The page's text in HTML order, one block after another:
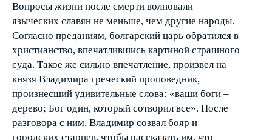
Вопросы жизни после смерти волновали
языческих славян не меньше, чем другие народы.
Согласно преданиям, болгарский царь обратился в
христианство, впечатлившись картиной страшного
суда. Такое же сильно впечатление, произвел на
князя Владимира греческий проповедник,
произнесший удивительные слова: «ваши боги –
дерево; Бог один, который сотворил все». После
разговора с ним, Владимир созвал бояр и
городских старцев, чтобы рассказать им, что